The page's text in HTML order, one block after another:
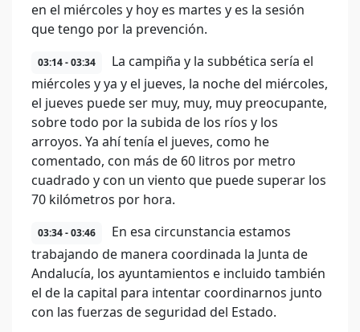
en el miércoles y hoy es martes y es la sesión
que tengo por la prevención.
03:14 - 03:34
La campiña y la subbética sería el
miércoles y ya y el jueves, la noche del miércoles,
el jueves puede ser muy, muy, muy preocupante,
sobre todo por la subida de los ríos y los
arroyos. Ya ahí tenía el jueves, como he
comentado, con más de 60 litros por metro
cuadrado y con un viento que puede superar los
70 kilómetros por hora.
03:34 - 03:46
En esa circunstancia estamos
trabajando de manera coordinada la Junta de
Andalucía, los ayuntamientos e incluido también
el de la capital para intentar coordinarnos junto
con las fuerzas de seguridad del Estado.